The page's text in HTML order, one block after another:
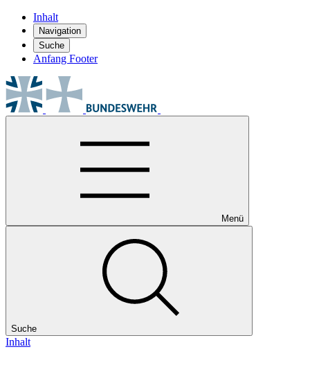
Inhalt
Navigation
Suche
Anfang Footer
Menü
Suche
Inhalt